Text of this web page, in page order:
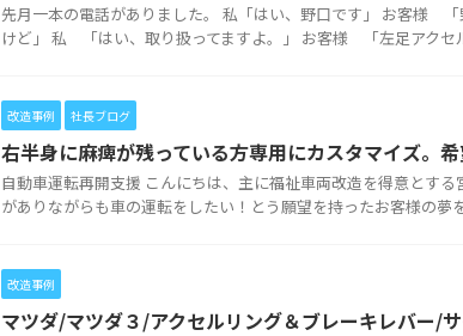
先月一本の電話がありました。 私「はい、野口です」 お客様
けど」 私 「はい、取り扱ってますよ。」 お客様 「左足アクセ
改造事例 社長ブログ
右半身に麻痺が残っている方専用にカスタマイズ。
自動車運転再開支援 こんにちは、主に福祉車両改造を得意とす
がありながらも車の運転をしたい！とう願望を持ったお客様の夢
改造事例
マツダ/マツダ３/アクセルリング＆ブレーキレバー/